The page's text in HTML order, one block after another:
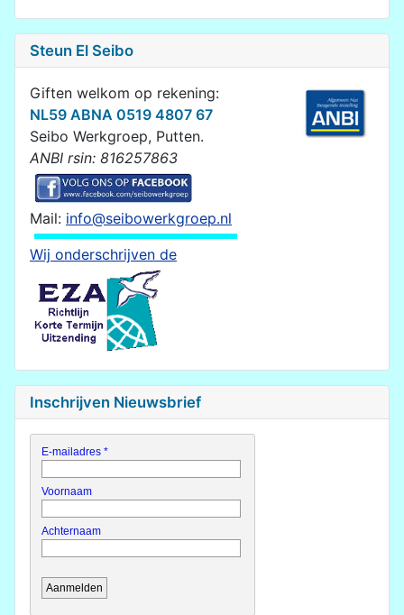
Steun El Seibo
Giften welkom op rekening:
NL59 ABNA 0519 4807 67
Seibo Werkgroep, Putten.
ANBI rsin: 816257863
Mail: info@seibowerkgroep.nl
Wij onderschrijven de
Inschrijven Nieuwsbrief